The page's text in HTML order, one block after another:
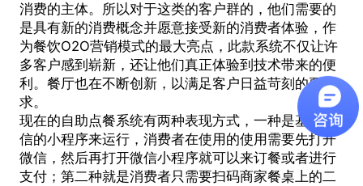
消费的主体。所以对于这类的客户群的，他们需要的
是具有新的消费概念并愿意接受新的消费者体验，作
为餐饮O2O营销模式的最大亮点，此款系统不仅让许
多客户感到崭新，还让他们真正体验到技术带来的便
利。餐厅也在不断创新，以满足客户日益苛刻的要
求。
现在的自助点餐系统有两种表现方式，一种是基于微
信的小程序来运行，消费者在使用的使用需要先打开
微信，然后再打开微信小程序就可以来订餐或者进行
支付；第二种就是消费者只需要扫码商家餐桌上的二